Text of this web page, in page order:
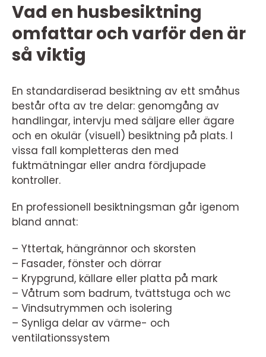
Vad en husbesiktning
omfattar och varför den är
så viktig
En standardiserad besiktning av ett småhus
består ofta av tre delar: genomgång av
handlingar, intervju med säljare eller ägare
och en okulär (visuell) besiktning på plats. I
vissa fall kompletteras den med
fuktmätningar eller andra fördjupade
kontroller.
En professionell besiktningsman går igenom
bland annat:
– Yttertak, hängrännor och skorsten
– Fasader, fönster och dörrar
– Krypgrund, källare eller platta på mark
– Våtrum som badrum, tvättstuga och wc
– Vindsutrymmen och isolering
– Synliga delar av värme- och
ventilationssystem